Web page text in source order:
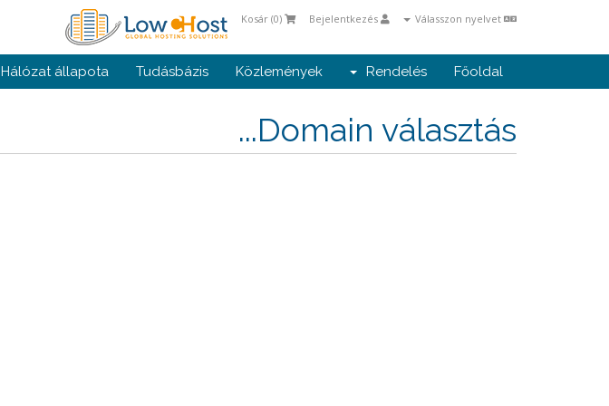
Kosár (0)
Főoldal
Rendelés
Közlemények
Tudásbázis
Hálózat állapota
Domain választás...